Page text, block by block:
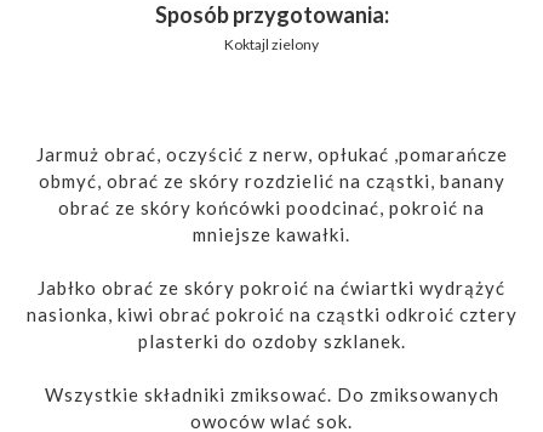
Sposób przygotowania:
Koktajl zielony
Jarmuż obrać, oczyścić z nerw, opłukać ,pomarańcze
obmyć, obrać ze skóry rozdzielić na cząstki, banany
obrać ze skóry końcówki poodcinać, pokroić na
mniejsze kawałki.
Jabłko obrać ze skóry pokroić na ćwiartki wydrążyć
nasionka, kiwi obrać pokroić na cząstki odkroić cztery
plasterki do ozdoby szklanek.
Wszystkie składniki zmiksować. Do zmiksowanych
owoców wlać sok.